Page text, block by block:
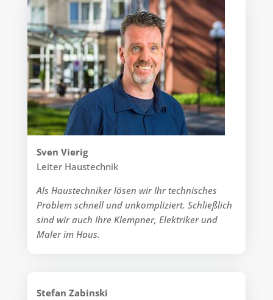
Sven Vierig
Leiter Haustechnik
Als Haustechniker lösen wir Ihr technisches
Problem schnell und unkompliziert. Schließlich
sind wir auch Ihre Klempner, Elektriker und
Maler im Haus.
Stefan Zabinski